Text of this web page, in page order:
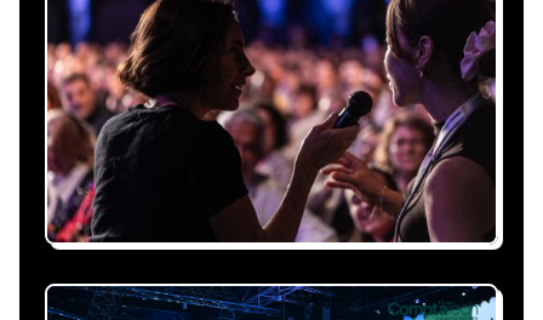
sous 24h
Expliquez-nous vos besoins, on vous répond
sous 24h avec une proposition
personnalisée, claire et adaptée à votre
événement et à vos contraintes.
Nous nous occupons de